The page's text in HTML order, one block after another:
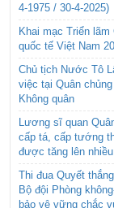
4-1975 / 30-4-2025)
Khai mạc Triển lãm
quốc tế Việt Nam
Chủ tịch Nước Tô
việc tại Quân
Không quân
Lương sĩ quan
cấp tá, cấp tướng
được tăng lên
Thi đua Quyết
Bộ đội Phòng
bảo vệ vững chắc